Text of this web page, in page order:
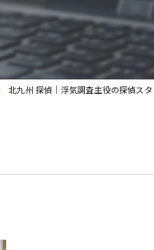
州の探偵が迅速に解決｜行方調査 |
北九州 探偵｜浮気調査主役の探偵ス